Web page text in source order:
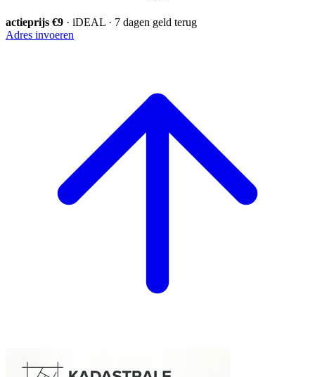
actieprijs €9 · iDEAL · 7 dagen geld terug
Adres invoeren